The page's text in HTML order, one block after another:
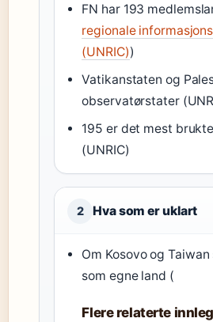
FN har 193
regionale
(UNRIC))
Vatikanstaten og
observatørstater
195 er det mest
(UNRIC)
2 Hva som er uklart
Om Kosovo og
som egne land (
Flere relaterte